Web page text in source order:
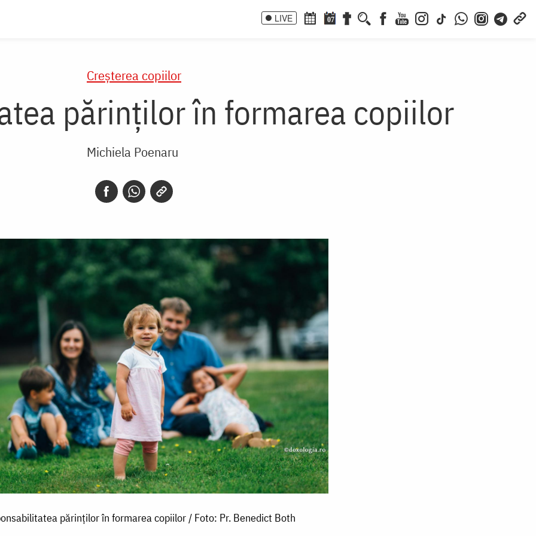
LIVE 07
Creşterea copiilor
părinților în formarea copiilor
Michiela Poenaru
părinților în formarea copiilor / Foto: Pr. Benedict Both